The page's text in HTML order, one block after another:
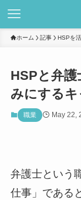
ホーム 記事 HSPを
HSPと弁
みにする
職業 May 22,
弁護士という
仕事」である